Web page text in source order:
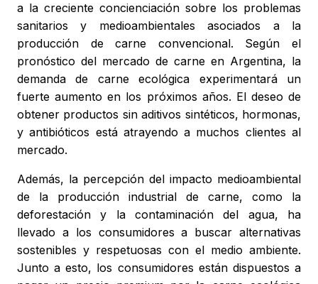
a la creciente concienciación sobre los problemas
sanitarios y medioambientales asociados a la
producción de carne convencional. Según el
pronóstico del mercado de carne en Argentina, la
demanda de carne ecológica experimentará un
fuerte aumento en los próximos años. El deseo de
obtener productos sin aditivos sintéticos, hormonas,
y antibióticos está atrayendo a muchos clientes al
mercado.
Además, la percepción del impacto medioambiental
de la producción industrial de carne, como la
deforestación y la contaminación del agua, ha
llevado a los consumidores a buscar alternativas
sostenibles y respetuosas con el medio ambiente.
Junto a esto, los consumidores están dispuestos a